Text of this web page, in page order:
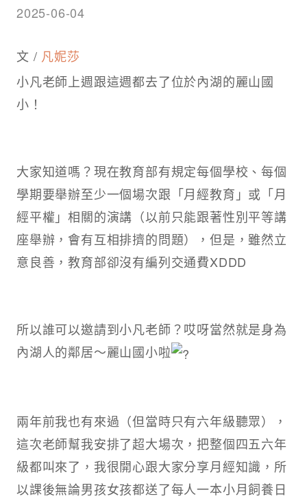
2025-06-04
文 / 凡妮莎
小凡老師上週跟這週都去了位於內湖的麗山國
小！
大家知道嗎？現在教育部有規定每個學校、每個
學期要舉辦至少一個場次跟「月經教育」或「月
經平權」相關的演講（以前只能跟著性別平等講
座舉辦，會有互相排擠的問題），但是，雖然立
意良善，教育部卻沒有編列交通費XDDD
所以誰可以邀請到小凡老師？哎呀當然就是身為
內湖人的鄰居～麗山國小啦
兩年前我也有來過（但當時只有六年級聽眾），
這次老師幫我安排了超大場次，把整個四五六年
級都叫來了，我很開心跟大家分享月經知識，所
以課後無論男孩女孩都送了每人一本小月飼養日